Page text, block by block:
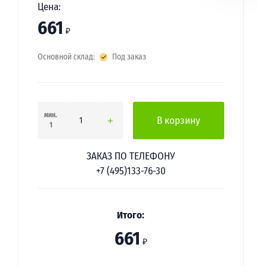
Цена:
661 ₽
Основной склад: Под заказ
мин.
1
В корзину
ЗАКАЗ ПО ТЕЛЕФОНУ
+7 (495)133-76-30
Итого:
661 ₽